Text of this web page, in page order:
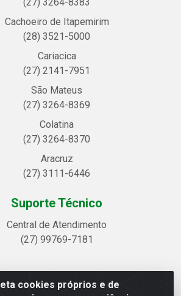
cookies próprios e de
Cachoeiro de Itapemirim
(28) 3521-5000
Cariacica
(27) 2141-7951
São Mateus
(27) 3264-8369
Colatina
(27) 3264-8370
Aracruz
(27) 3111-6446
Suporte Técnico
Central de Atendimento
(27) 99769-7181
LTDA - Avenida Alegre, 2521 -